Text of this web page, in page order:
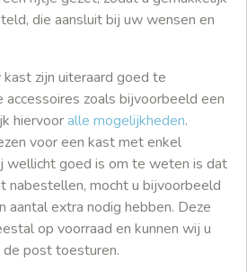
die aansluit bij uw wensen en
zijn uiteraard goed te
accessoires zoals bijvoorbeeld een
hiervooralle mogelijkheden.
voor een kast met enkel
wellicht goed is om te weten is dat
nabestellen, mocht u bijvoorbeeld
aantal extra nodig hebben. Deze
op voorraad en kunnen wij u
post toesturen.